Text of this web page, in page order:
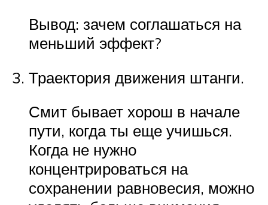
Вывод: зачем соглашаться на
меньший эффект?
Траектория движения штанги.
Смит бывает хорош в начале
пути, когда ты еще учишься.
Когда не нужно
концентрироваться на
сохранении равновесия, можно